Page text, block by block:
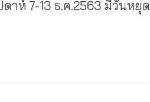
าห์ 7-13 ธ.ค.2563 มีวันหยุด